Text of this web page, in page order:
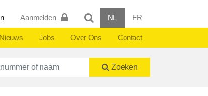
Aanmelden NL FR
Nieuws Jobs Over Ons Contact
of naam Zoeken